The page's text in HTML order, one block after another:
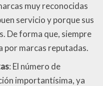
muy reconocidas
servicio y porque sus
De forma que, siempre
por marcas reputadas.
: El número de
importantísima, ya